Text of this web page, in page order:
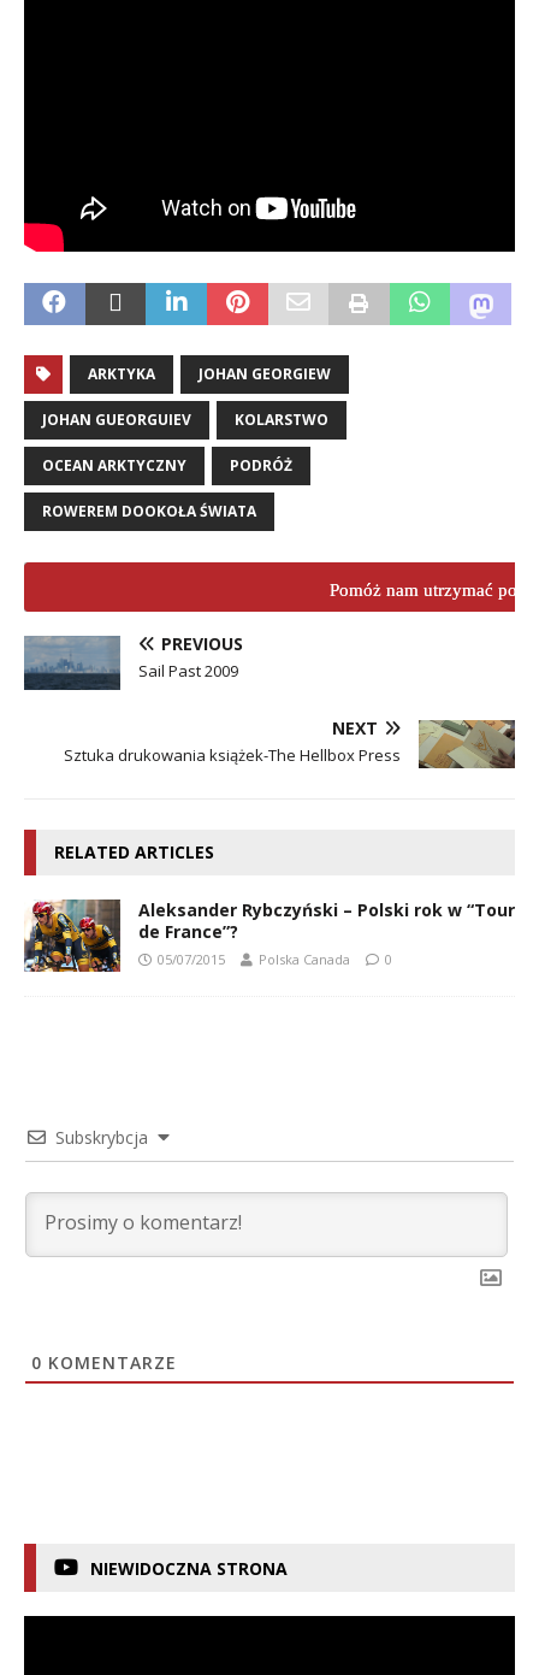
ARKTYKA JOHAN GEORGIEW
JOHAN GUEORGUIEV KOLARSTWO
OCEAN ARKTYCZNY PODRÓŻ
ROWEREM DOOKOŁA ŚWIATA
Pomóż nam utrzymać
PREVIOUS
Sail Past 2009
NEXT
Sztuka drukowania książek-The Hellbox Press
RELATED ARTICLES
Aleksander Rybczyński – Polski rok w “Tour
de France”?
05/07/2015 Polska Canada 0
Subskrybcja
0 KOMENTARZE
NIEWIDOCZNA STRONA